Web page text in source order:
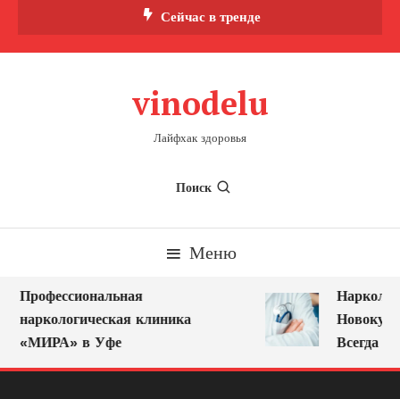
Сейчас в тренде
vinodelu
Лайфхак здоровья
Поиск
Меню
Профессиональная
наркологическая клиника
«МИРА» в Уфе
Всегда